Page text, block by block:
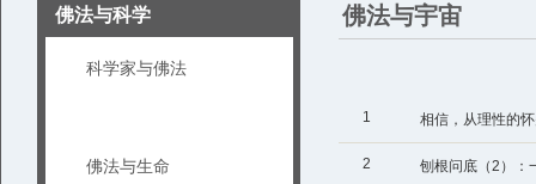
佛法与科学
科学家与佛法
佛法与生命
佛法与宇宙
1 相信，从理性的
2 刨根问底（2）：